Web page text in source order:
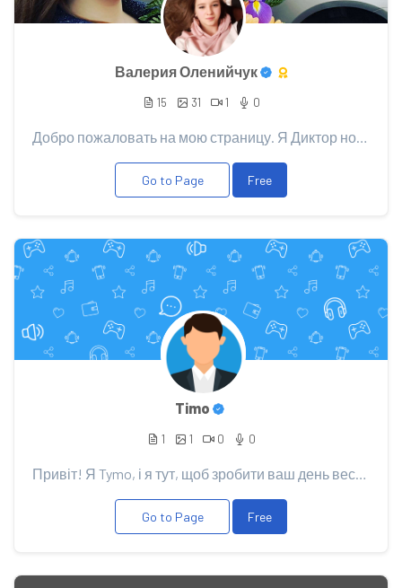
Валерия Оленийчук
15 31 1 0
Go to Page Free
Timo
1 1 0 0
Go to Page Free